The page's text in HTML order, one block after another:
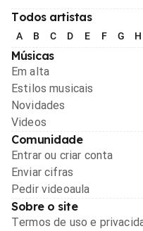
Todos artistas
A B C D E F G H
Músicas
Em alta
Estilos musicais
Novidades
Videos
Comunidade
Entrar ou criar conta
Enviar cifras
Pedir videoaula
Sobre o site
Termos de uso e